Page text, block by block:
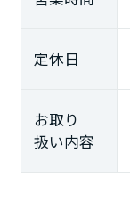
定休日
お取り
扱い内容